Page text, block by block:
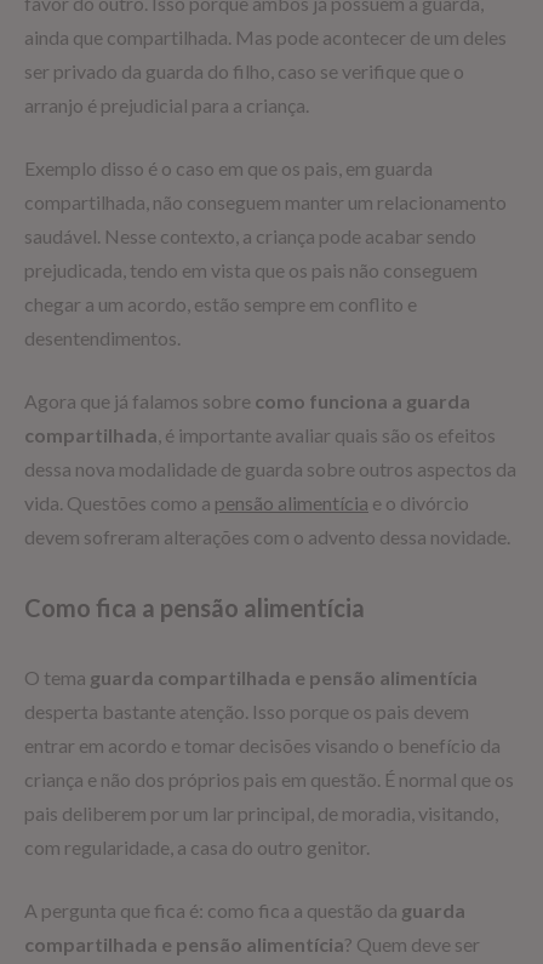
ainda que compartilhada. Mas pode acontecer de um deles
ser privado da guarda do filho, caso se verifique que o
arranjo é prejudicial para a criança.
Exemplo disso é o caso em que os pais, em guarda
compartilhada, não conseguem manter um relacionamento
saudável. Nesse contexto, a criança pode acabar sendo
prejudicada, tendo em vista que os pais não conseguem
chegar a um acordo, estão sempre em conflito e
desentendimentos.
Agora que já falamos sobre como funciona a guarda
compartilhada , é importante avaliar quais são os efeitos
dessa nova modalidade de guarda sobre outros aspectos da
vida. Questões como a pensão alimentícia e o divórcio
devem sofreram alterações com o advento dessa novidade.
Como fica a pensão alimentícia
O tema guarda compartilhada e pensão alimentícia
desperta bastante atenção. Isso porque os pais devem
entrar em acordo e tomar decisões visando o benefício da
criança e não dos próprios pais em questão. É normal que os
pais deliberem por um lar principal, de moradia, visitando,
com regularidade, a casa do outro genitor.
A pergunta que fica é: como fica a questão da guarda
compartilhada e pensão alimentícia? Quem deve ser